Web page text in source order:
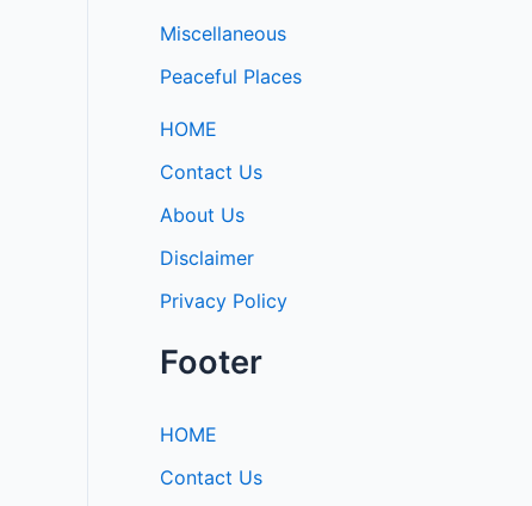
Miscellaneous
Peaceful Places
HOME
Contact Us
About Us
Disclaimer
Privacy Policy
Footer
HOME
Contact Us